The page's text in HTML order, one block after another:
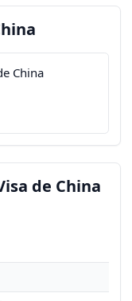
China
de China